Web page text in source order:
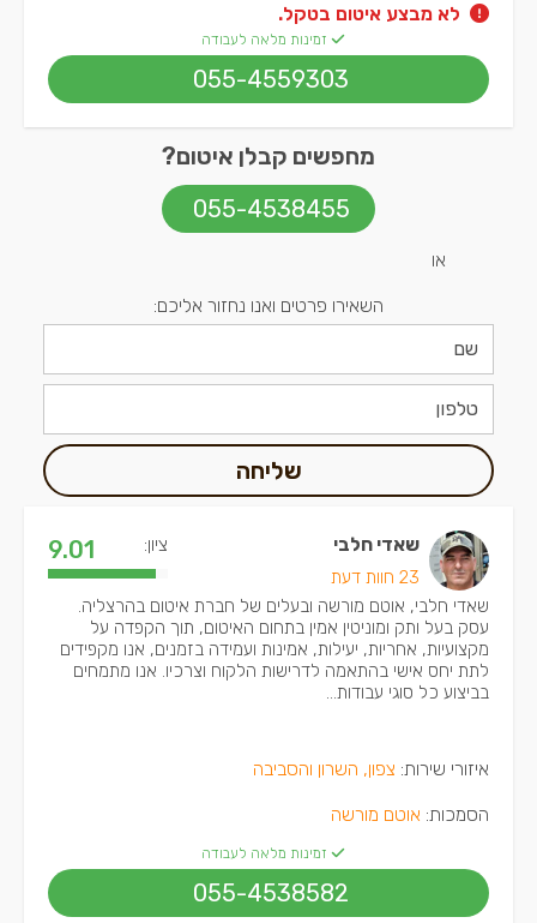
לא מבצע איטום בטקל.
זמינות מלאה לעבודה
055-4559303
מחפשים קבלן איטום?
055-4538455
או
השאירו פרטים ואנו נחזור אליכם:
שליחה
שאדי חלבי
23 חוות דעת
ציון: 9.01
שאדי חלבי, אוטם מורשה ובעלים של חברת איטום בהרצליה.
עסק בעל ותק ומוניטין אמין בתחום האיטום, תוך הקפדה על
מקצועיות, אחריות, יעילות, אמינות ועמידה בזמנים, אנו מקפידים
לתת יחס אישי בהתאמה לדרישות הלקוח וצרכיו. אנו מתמחים
בביצוע כל סוגי עבודות...
איזורי שירות: צפון, השרון והסביבה
הסמכות: אוטם מורשה
זמינות מלאה לעבודה
055-4538582